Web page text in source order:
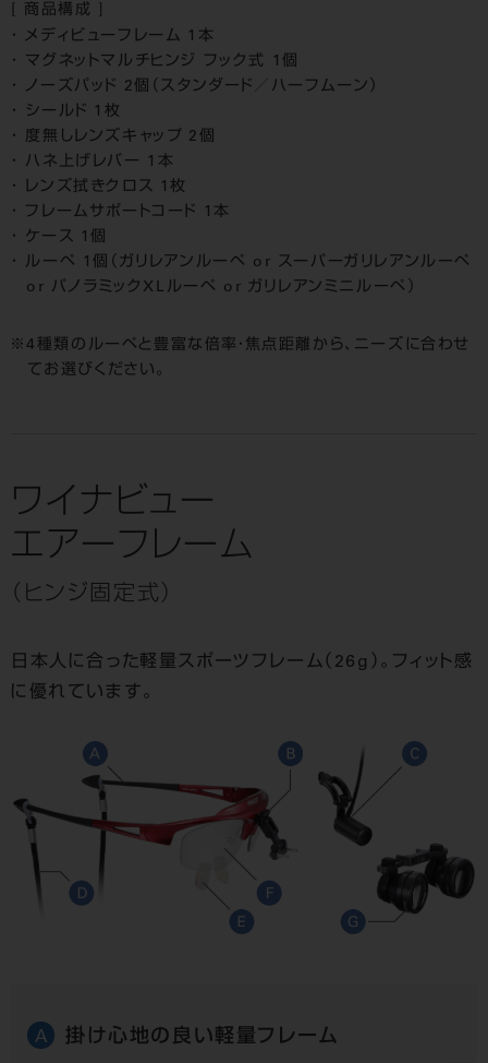
[ 商品構成 ]
メディビューフレーム 1本
マグネットマルチヒンジ フック式 1個
ノーズパッド 2個（スタンダード／ハーフムーン）
シールド 1枚
度無しレンズキャップ 2個
ハネ上げレバー 1本
レンズ拭きクロス 1枚
フレームサポートコード 1本
ケース 1個
ルーペ 1個（ガリレアンルーペ or スーパーガリレアンルーペ
or パノラミックXLルーペ or ガリレアンミニルーペ）
4種類のルーペと豊富な倍率・焦点距離から、ニーズに合わせ
てお選びください。
ワイナビュー
エアーフレーム
（ヒンジ固定式）
日本人に合った軽量スポーツフレーム（26g）。フィット感
に優れています。
A 掛け心地の良い軽量フレーム